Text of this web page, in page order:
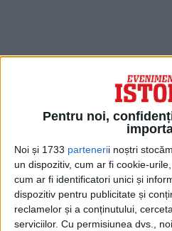
Pentru noi,
Noi și 1733 partenerii noștri
un dispozitiv, cum ar fi cookie-
cum ar fi identificatori unici și
dispozitiv pentru publicitate și
reclamelor și a conținutului,
serviciilor. Cu permisiunea dvs.,
Într-un interviu,
ajuns să-și
său neobișnuit.